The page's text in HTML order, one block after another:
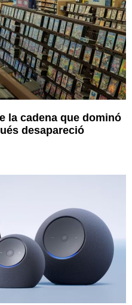
la cadena que dominó
desapareció